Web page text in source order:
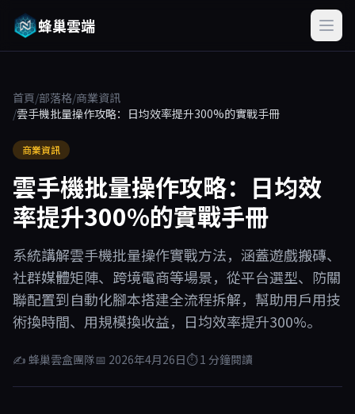
蜂巢雲端
首頁/部落格/商業資訊
/雲手機批量操作攻略：日均效率提升300%的實戰手冊
商業資訊
雲手機批量操作攻略：日均效
率提升300%的實戰手冊
系統講解雲手機批量操作實戰方法，涵蓋遊戲搬磚、
社群媒體矩陣、跨境電商等場景，從平台選型、防關
聯配置到自動化腳本搭建全流程拆解，幫助用戶用技
術換時間、用規模換收益，日均效率提升300%。
✍ 蜂巢雲盒團隊📅 2026年4月26日⏱ 1 分鐘閱讀